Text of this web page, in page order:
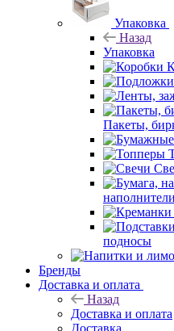
Упаковка
Назад
Упаковка
Пакеты,
подносы
Бренды
Доставка и оплата
Назад
Доставка и оплата
Доставка